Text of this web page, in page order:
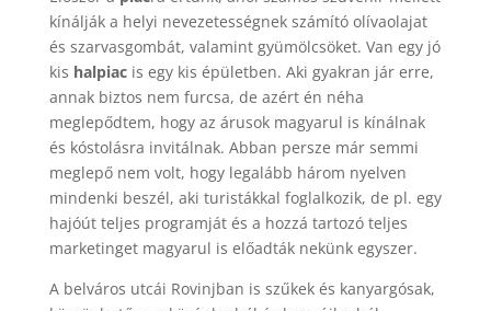
kínálják a helyi nevezetességnek számító olívaolajat
és szarvasgombát, valamint gyümölcsöket. Van egy jó
kis halpiacis egy kis épületben. Aki gyakran jár erre,
annak biztos nem furcsa, de azért én néha
meglepődtem, hogy az árusok magyarul is kínálnak
és kóstolásra invitálnak. Abban persze már semmi
meglepő nem volt, hogy legalább három nyelven
mindenki beszél, aki turistákkal foglalkozik, de pl. egy
hajóút teljes programját és a hozzá tartozó teljes
marketinget magyarul is előadták nekünk egyszer.
A belváros utcái Rovinjban is szűkek és kanyargósak,